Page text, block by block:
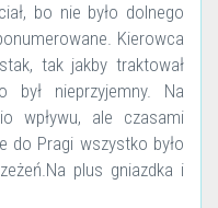
bo nie było dolnego
Kierowca
tak jakby traktował
nieprzyjemny. Na
wpływu, ale czasami
do Pragi wszystko było
plus gniazdka i